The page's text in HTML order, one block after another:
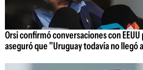
Orsi confirmó conversaciones con
aseguró que "Uruguay todavía no llegó